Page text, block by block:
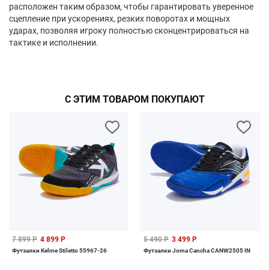
расположен таким образом, чтобы гарантировать уверенное
сцепление при ускорениях, резких поворотах и мощных
ударах, позволяя игроку полностью сконцентрироваться на
тактике и исполнении.
С ЭТИМ ТОВАРОМ ПОКУПАЮТ
7 899 Р 4 899 Р
Футзалки Kelme Stiletto 55967-26
5 490 Р 3 499 Р
Футзалки Joma Cancha CANW2505 IN